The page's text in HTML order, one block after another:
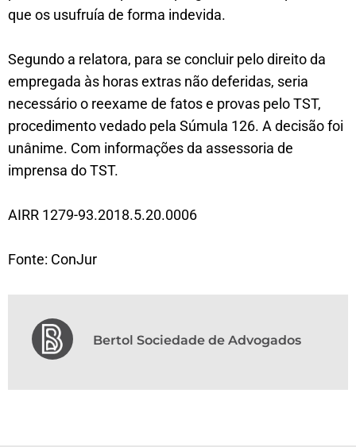
que os usufruía de forma indevida.
Segundo a relatora, para se concluir pelo direito da
empregada às horas extras não deferidas, seria
necessário o reexame de fatos e provas pelo TST,
procedimento vedado pela Súmula 126. A decisão foi
unânime. Com informações da assessoria de
imprensa do TST.
AIRR 1279-93.2018.5.20.0006
Fonte: ConJur
Bertol Sociedade de Advogados